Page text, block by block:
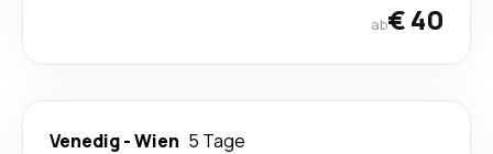
ab€ 40
Venedig-Wien 5 Tage